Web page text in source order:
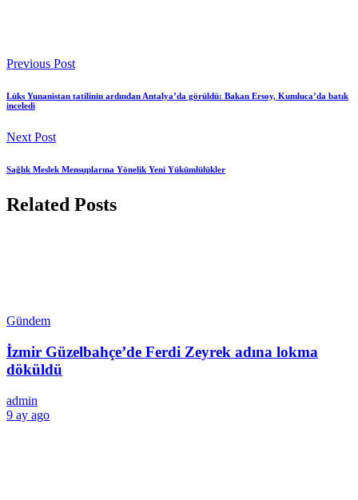
Previous Post
Lüks Yunanistan tatilinin ardından Antalya’da görüldü: Bakan Ersoy, Kumluca’da batık
inceledi
Next Post
Sağlık Meslek Mensuplarına Yönelik Yeni Yükümlülükler
Related Posts
Gündem
İzmir Güzelbahçe’de Ferdi Zeyrek adına lokma
döküldü
admin
9 ay ago